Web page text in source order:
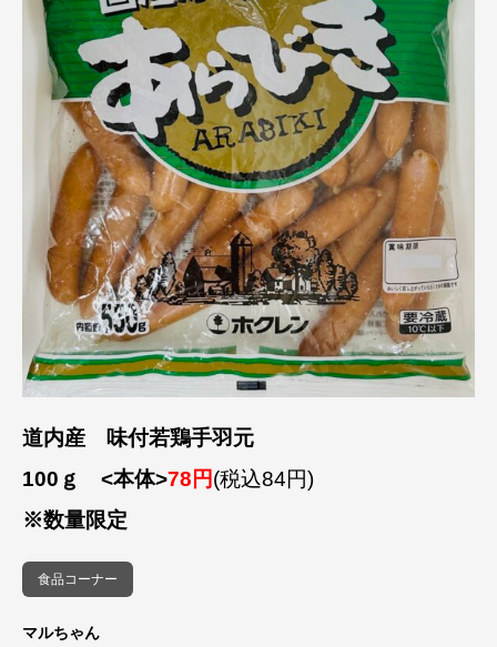
道内産 味付若鶏手羽元
100ｇ <本体>78円(税込84円)
※数量限定
食品コーナー
マルちゃん